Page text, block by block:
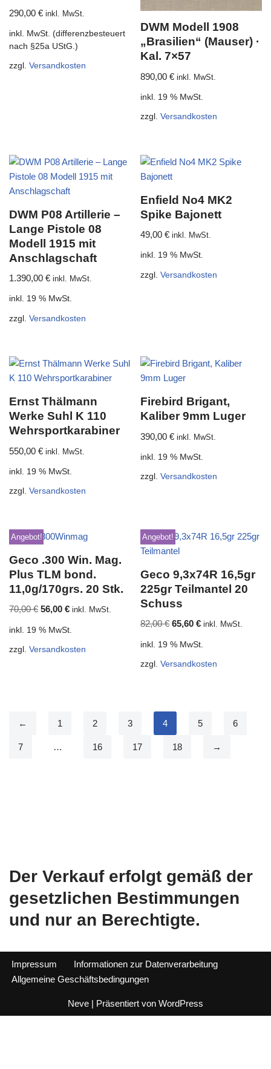
290,00 € inkl. MwSt.
inkl. MwSt. (differenzbesteuert
nach §25a UStG.)
zzgl. Versandkosten
DWM Modell 1908
„Brasilien“ (Mauser) ·
Kal. 7×57
890,00€ inkl. MwSt.
inkl. 19 % MwSt.
zzgl.Versandkosten
DWM P08 Artillerie –
Lange Pistole 08
Modell 1915 mit
Anschlagschaft
1.390,00 € inkl. MwSt.
inkl. 19 % MwSt.
zzgl. Versandkosten
Enfield No4 MK2
Spike Bajonett
49,00€ inkl. MwSt.
inkl. 19 % MwSt.
zzgl.Versandkosten
Ernst Thälmann
Werke Suhl K 110
Wehrsportkarabiner
550,00 € inkl. MwSt.
inkl. 19 % MwSt.
zzgl. Versandkosten
Firebird Brigant,
Kaliber 9mm Luger
390,00€ inkl. MwSt.
inkl. 19 % MwSt.
zzgl.Versandkosten
Angebot!
Geco .300 Win. Mag.
Plus TLM bond.
11,0g/170grs. 20 Stk.
70,00€ 56,00 € inkl. MwSt.
inkl. 19 % MwSt.
zzgl. Versandkosten
Angebot!
Geco 9,3x74R 16,5gr
225gr Teilmantel 20
Schuss
82,00€ 65,60€ inkl. MwSt.
inkl. 19 % MwSt.
zzgl.Versandkosten
← 1 2 3 4 5 6
7 … 16 17 18 →
Der Verkauf erfolgt gemäß der
gesetzlichen Bestimmungen
und nur an Berechtigte.
Impressum
Informationen zur Datenverarbeitung
Allgemeine Geschäftsbedingungen
Neve | Präsentiert von WordPress